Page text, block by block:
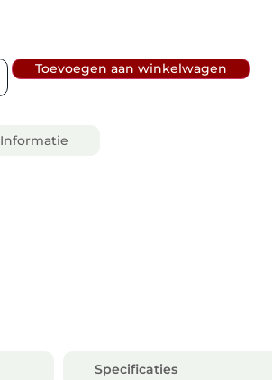
Toevoegen aan winkelwagen
Informatie
Specificaties